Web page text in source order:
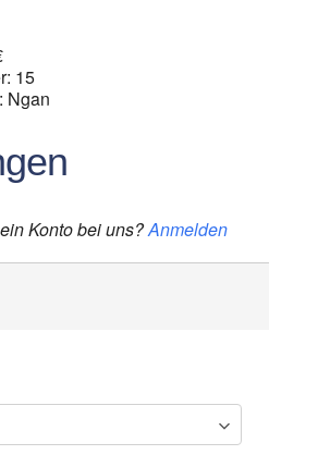
15
Ngan
Konto bei uns?Anmelden